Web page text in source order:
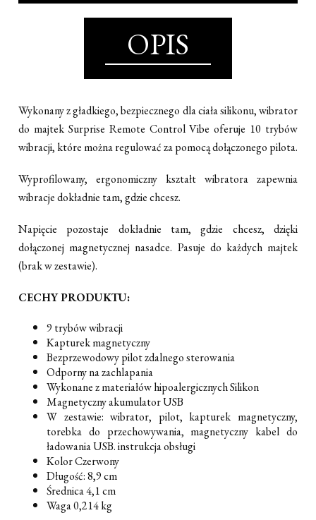
OPIS
Wykonany z gładkiego, bezpiecznego dla ciała silikonu, wibrator
do majtek Surprise Remote Control Vibe oferuje 10 trybów
wibracji, które można regulować za pomocą dołączonego pilota.
Wyprofilowany, ergonomiczny kształt wibratora zapewnia
wibracje dokładnie tam, gdzie chcesz.
Napięcie pozostaje dokładnie tam, gdzie chcesz, dzięki
dołączonej magnetycznej nasadce. Pasuje do każdych majtek
(brak w zestawie).
CECHY PRODUKTU:
9 trybów wibracji
Kapturek magnetyczny
Bezprzewodowy pilot zdalnego sterowania
Odporny na zachlapania
Wykonane z materiałów hipoalergicznych Silikon
Magnetyczny akumulator USB
W zestawie: wibrator, pilot, kapturek magnetyczny,
torebka do przechowywania, magnetyczny kabel do
ładowania USB. instrukcja obsługi
Kolor Czerwony
Długość: 8,9 cm
Średnica 4,1 cm
Waga 0,214 kg